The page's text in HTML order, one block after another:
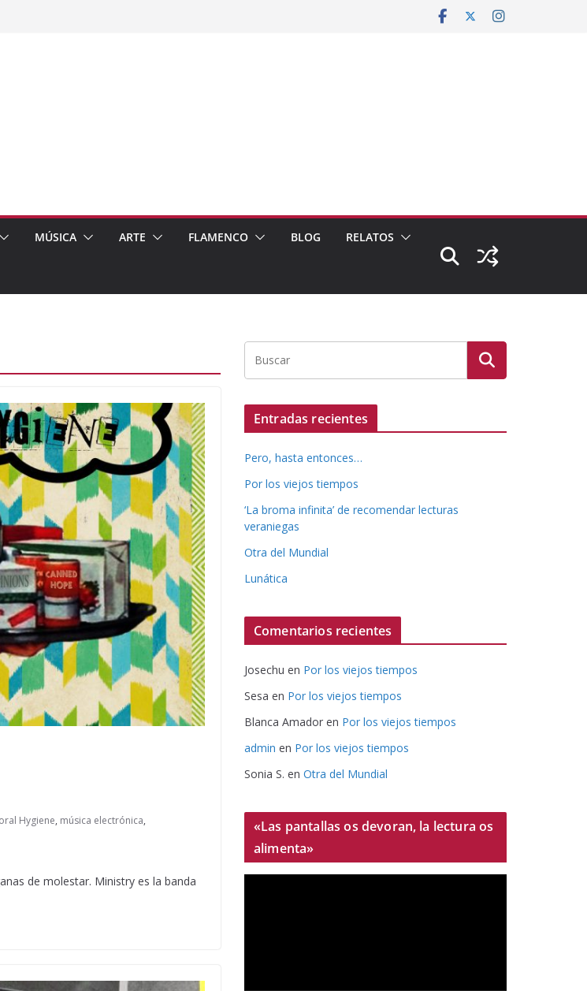
MÚSICA ARTE FLAMENCO BLOG RELATOS
Hygiene, música electrónica,
de molestar. Ministry es la banda
Entradas recientes
Pero, hasta entonces…
Por los viejos tiempos
‘La broma infinita’ de recomendar lecturas
veraniegas
Otra del Mundial
Lunática
Comentarios recientes
Josechu en Por los viejos tiempos
Sesa en Por los viejos tiempos
Blanca Amador en Por los viejos tiempos
admin en Por los viejos tiempos
Sonia S. en Otra del Mundial
«Las pantallas os devoran, la lectura os
alimenta»